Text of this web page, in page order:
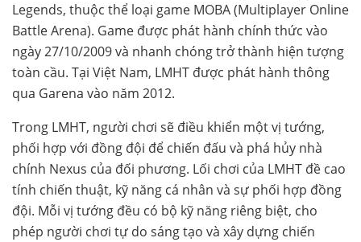
Legends, thuộc thể loại game MOBA (Multiplayer Online
Battle Arena). Game được phát hành chính thức vào
ngày 27/10/2009 và nhanh chóng trở thành hiện tượng
toàn cầu. Tại Việt Nam, LMHT được phát hành thông
qua Garena vào năm 2012.
Trong LMHT, người chơi sẽ điều khiển một vị tướng,
phối hợp với đồng đội để chiến đấu và phá hủy nhà
chính Nexus của đối phương. Lối chơi của LMHT đề cao
tính chiến thuật, kỹ năng cá nhân và sự phối hợp đồng
đội. Mỗi vị tướng đều có bộ kỹ năng riêng biệt, cho
phép người chơi tự do sáng tạo và xây dựng chiến